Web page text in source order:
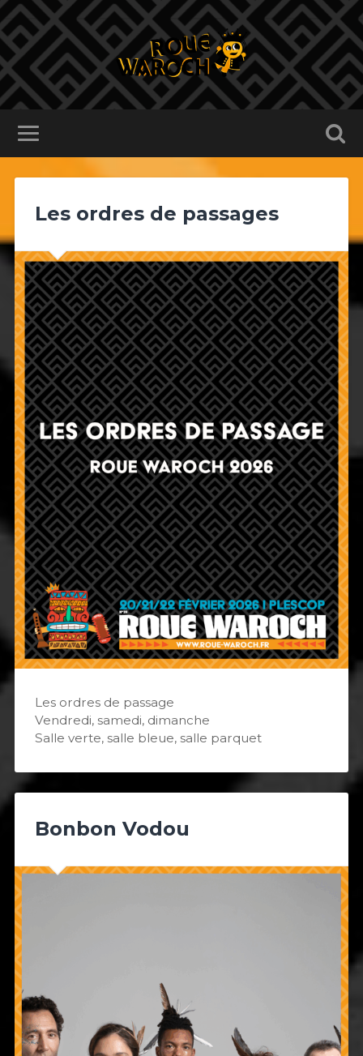
Les ordres de passages
Les ordres de passage
Vendredi, samedi, dimanche
Salle verte, salle bleue, salle parquet
Bonbon Vodou